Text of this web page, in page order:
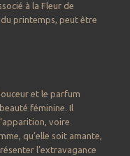
à la Fleur de
printemps, peut être
et le parfum
féminine. Il
voire
qu’elle soit amante,
l’extravagance